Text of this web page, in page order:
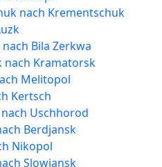
nach Krementschuk
Bila Zerkwa
nach Kramatorsk
Melitopol
Kertsch
Uschhorod
Berdjansk
Nikopol
Slowjansk